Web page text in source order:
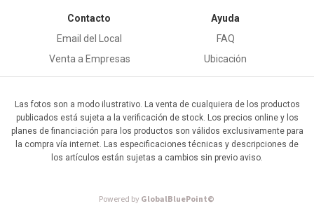
Contacto
Email del Local
Venta a Empresas
Ayuda
FAQ
Ubicación
Las fotos son a modo ilustrativo. La venta de cualquiera de los productos
publicados está sujeta a la verificación de stock. Los precios online y los
planes de financiación para los productos son válidos exclusivamente para
la compra vía internet. Las especificaciones técnicas y descripciones de
los artículos están sujetas a cambios sin previo aviso.
Powered byGlobalBluePoint©